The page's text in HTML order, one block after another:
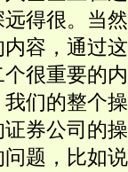
得很。当
内容，通过
重要的内
们的整个
券公司的
题，比如